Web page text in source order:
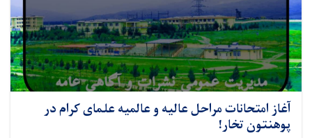
آغاز امتحانات مراحل عالیه و عالمیه علمای کرام در
پوهنتون تخار!